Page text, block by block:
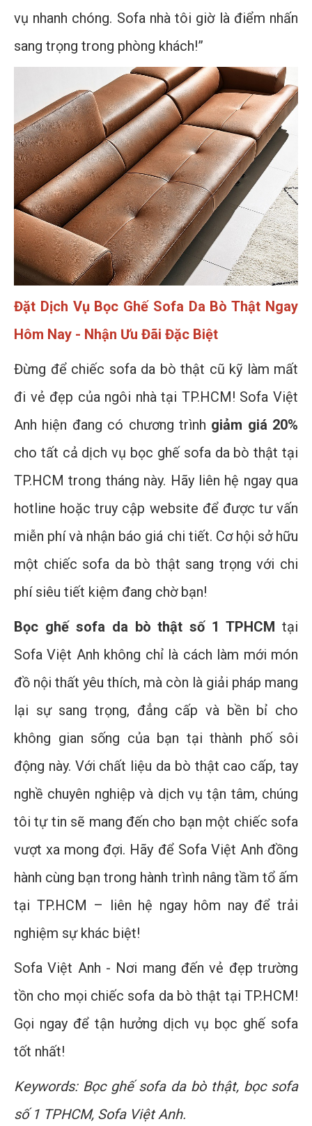
vụ nhanh chóng. Sofa nhà tôi giờ là điểm nhấn
sang trọng trong phòng khách!”
Đặt Dịch Vụ Bọc Ghế Sofa Da Bò Thật Ngay
Hôm Nay - Nhận Ưu Đãi Đặc Biệt
Đừng để chiếc sofa da bò thật cũ kỹ làm mất
đi vẻ đẹp của ngôi nhà tại TP.HCM! Sofa Việt
Anh hiện đang có chương trình giảm giá 20%
cho tất cả dịch vụ bọc ghế sofa da bò thật tại
TP.HCM trong tháng này. Hãy liên hệ ngay qua
hotline hoặc truy cập website để được tư vấn
miễn phí và nhận báo giá chi tiết. Cơ hội sở hữu
một chiếc sofa da bò thật sang trọng với chi
phí siêu tiết kiệm đang chờ bạn!
Bọc ghế sofa da bò thật số 1 TPHCM tại
Sofa Việt Anh không chỉ là cách làm mới món
đồ nội thất yêu thích, mà còn là giải pháp mang
lại sự sang trọng, đẳng cấp và bền bỉ cho
không gian sống của bạn tại thành phố sôi
động này. Với chất liệu da bò thật cao cấp, tay
nghề chuyên nghiệp và dịch vụ tận tâm, chúng
tôi tự tin sẽ mang đến cho bạn một chiếc sofa
vượt xa mong đợi. Hãy để Sofa Việt Anh đồng
hành cùng bạn trong hành trình nâng tầm tổ ấm
tại TP.HCM – liên hệ ngay hôm nay để trải
nghiệm sự khác biệt!
Sofa Việt Anh - Nơi mang đến vẻ đẹp trường
tồn cho mọi chiếc sofa da bò thật tại TP.HCM!
Gọi ngay để tận hưởng dịch vụ bọc ghế sofa
tốt nhất!
Keywords: Bọc ghế sofa da bò thật, bọc sofa
số 1 TPHCM, Sofa Việt Anh.